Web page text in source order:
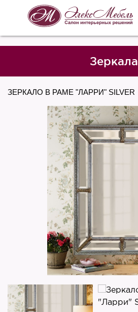
Зеркала
ЗЕРКАЛО В РАМЕ "ЛАРРИ" SILVER